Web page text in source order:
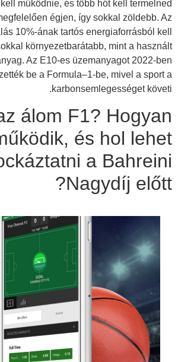
működnie, és több hőt kell termelned
égjen, így sokkal zöldebb. Az
10%-ának tartós energiaforrásból kell
környezetbarátabb, mint a használt
Az E10-es üzemanyagot 2022-ben
be a Formula–1-be, mivel a sport a
karbonsemlegességet követi.
álom F1? Hogyan
és hol lehet
a Bahreini
Nagydíj előtt?